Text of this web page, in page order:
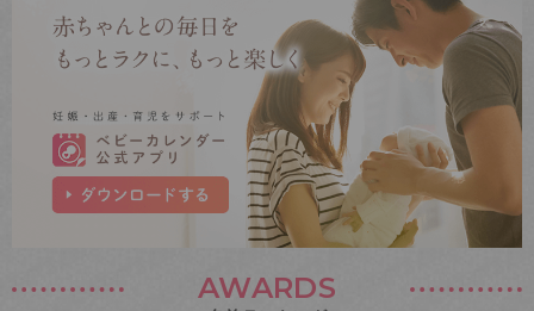
AWARDS